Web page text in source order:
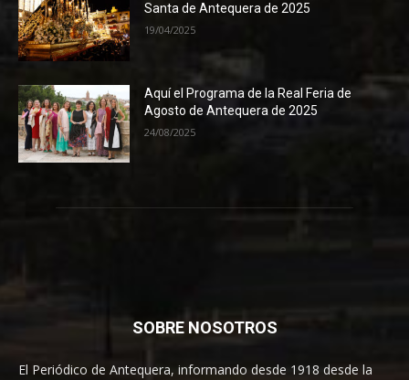
Santa de Antequera de 2025
19/04/2025
Aquí el Programa de la Real Feria de
Agosto de Antequera de 2025
24/08/2025
SOBRE NOSOTROS
El Periódico de Antequera, informando desde 1918 desde la